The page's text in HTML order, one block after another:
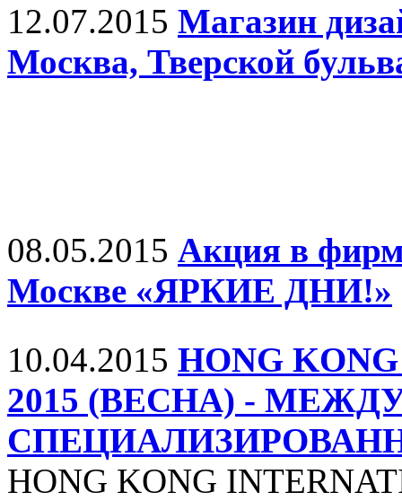
12.07.2015 Магазин
Москва, Тверской
08.05.2015 Акция в
Москве «ЯРКИЕ ДНИ!»
10.04.2015 HONG
2015 (ВЕСНА) -
HONG KONG